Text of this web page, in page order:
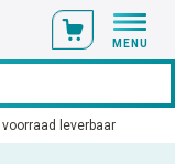
MENU
leverbaar